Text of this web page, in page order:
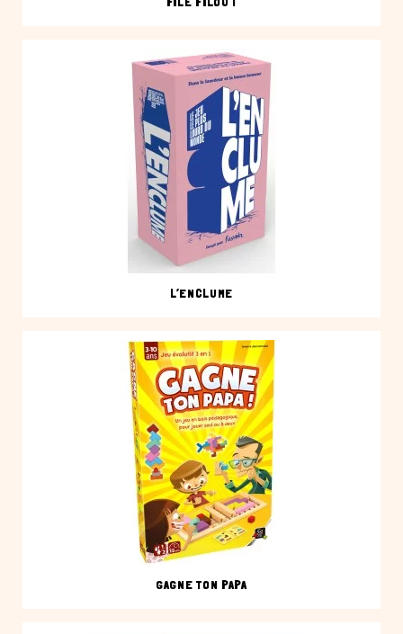
L’ENCLUME
GAGNE TON PAPA